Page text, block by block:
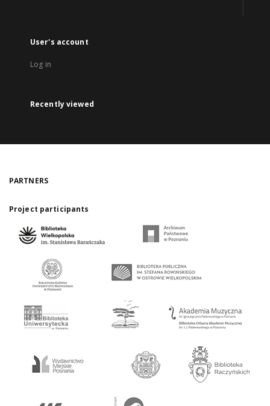
User's account
Log in
Recently viewed
PARTNERS
Project participants